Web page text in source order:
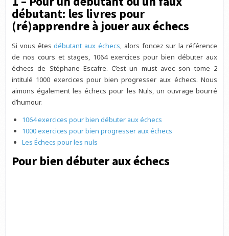
débutant: les livres pour
(ré)apprendre à jouer aux échecs
Si vous êtesdébutant aux échecs, alors foncez sur la référence
de nos cours et stages, 1064 exercices pour bien débuter aux
échecs de Stéphane Escafre. C’est un must avec son tome 2
intitulé 1000 exercices pour bien progresser aux échecs. Nous
aimons également les échecs pour les Nuls, un ouvrage bourré
d’humour.
1064 exercices pour bien débuter aux échecs
1000 exercices pour bien progresser aux échecs
Les Échecs pour les nuls
Pour bien débuter aux échecs